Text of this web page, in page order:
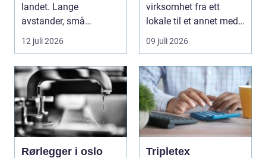
landet. Lange
avstander, små
lokalsamfunn, sterk
tilkn...
12 juli 2026
virksomhet fra ett
lokale til et annet med
minst mulig...
09 juli 2026
Rørlegger i oslo
Tripletex